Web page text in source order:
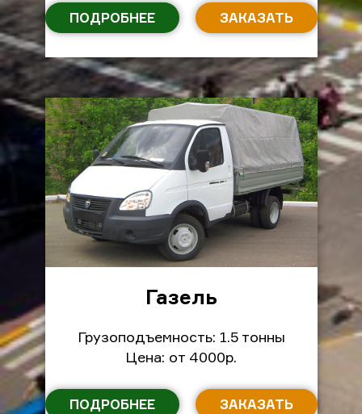
ПОДРОБНЕЕ ЗАКАЗАТЬ
Газель
Грузоподъемность: 1.5 тонны
Цена: от 4000р.
ПОДРОБНЕЕ ЗАКАЗАТЬ